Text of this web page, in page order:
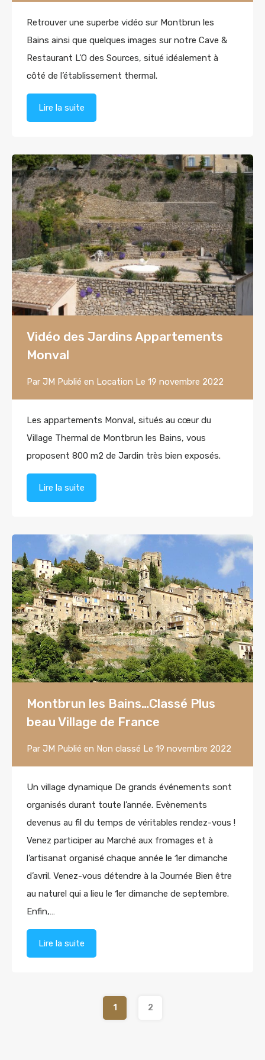
Retrouver une superbe vidéo sur Montbrun les
Bains ainsi que quelques images sur notre Cave &
Restaurant L’O des Sources, situé idéalement à
côté de l’établissement thermal.
Lire la suite
Vidéo des Jardins Appartements
Monval
Par JM Publié en Location Le 19 novembre 2022
Les appartements Monval, situés au cœur du
Village Thermal de Montbrun les Bains, vous
proposent 800 m2 de Jardin très bien exposés.
Lire la suite
Montbrun les Bains…Classé Plus
beau Village de France
Par JM Publié en Non classé Le 19 novembre 2022
Un village dynamique De grands événements sont
organisés durant toute l’année. Evènements
devenus au fil du temps de véritables rendez-vous !
Venez participer au Marché aux fromages et à
l’artisanat organisé chaque année le 1er dimanche
d’avril. Venez-vous détendre à la Journée Bien être
au naturel qui a lieu le 1er dimanche de septembre.
Enfin,…
Lire la suite
1 2